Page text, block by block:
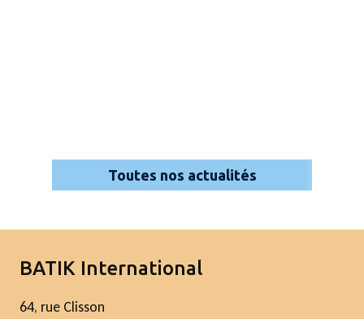
Toutes nos actualités
BATIK International
64, rue Clisson